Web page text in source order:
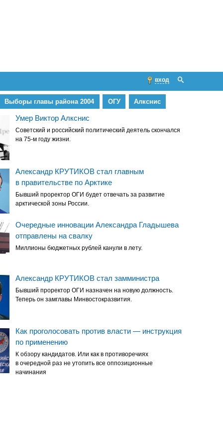
вход
Выборы главы района 2004 ОГУ Алкснис
Умер Виктор Алкснис
Советский и российский политический деятель скончался
на 75-м году жизни.
Александр КРУТИКОВ стал главным
в правительстве по Арктике
Бывший проректор ОГИ будет отвечать за развитие
арктической зоны России.
Очередные инновации Александра Гладышева
отправлены на свалку
Миллионы бюджетных рублей канули в лету.
Александр КРУТИКОВ стал замминистра
Бывший проректор ОГИ назначен на новую должность.
Теперь он замглавы Минвостокразвития.
Как проголосовать против власти — инструкция
по применению
К обзору кандидатов. Или как в противоречиях
в очередной раз не утопить все оппозиционные
начинания